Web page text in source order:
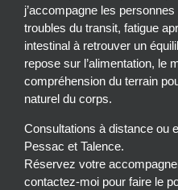
j’accompagne les
troubles du transit, fatigue
intestinal à retrouver un
repose sur l’alimentation, le
compréhension du terrain
naturel du corps.
Consultations à distance ou
Pessac et Talence.
Réservez votre
contactez-moi pour faire le